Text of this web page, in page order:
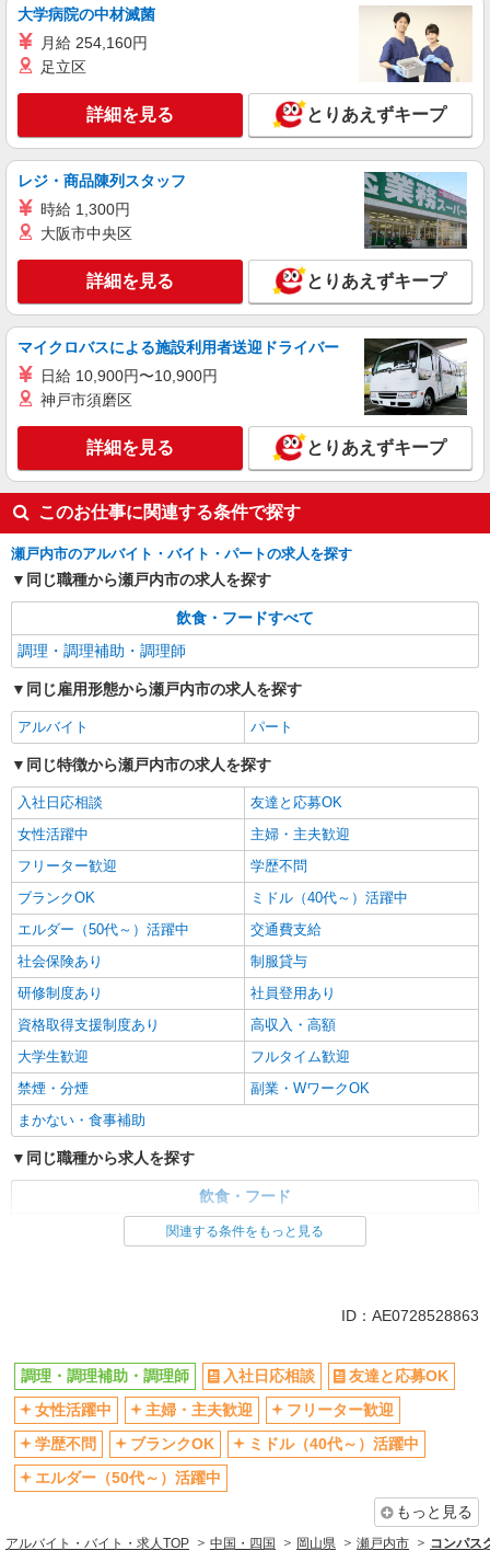
大学病院の中材滅菌
月給 254,160円
足立区
詳細を見る とりあえずキープ
レジ・商品陳列スタッフ
時給 1,300円
大阪市中央区
詳細を見る とりあえずキープ
マイクロバスによる施設利用者送迎ドライバー
日給 10,900円〜10,900円
神戸市須磨区
詳細を見る とりあえずキープ
このお仕事に関連する条件で探す
瀬戸内市のアルバイト・バイト・パートの求人を探す
同じ職種から瀬戸内市の求人を探す
飲食・フードすべて
調理・調理補助・調理師
同じ雇用形態から瀬戸内市の求人を探す
アルバイト パート
同じ特徴から瀬戸内市の求人を探す
入社日応相談
友達と応募OK
女性活躍中
主婦・主夫歓迎
フリーター歓迎
学歴不問
ブランクOK
ミドル（40代～）活躍中
エルダー（50代～）活躍中
交通費支給
社会保険あり
制服貸与
研修制度あり
社員登用あり
資格取得支援制度あり
高収入・高額
大学生歓迎
フルタイム歓迎
禁煙・分煙
副業・WワークOK
まかない・食事補助
同じ職種から求人を探す
飲食・フード
調理・調理補助・調理師
大学生歓迎
副業・WワークOK
まかない・食事補助
関連する条件をもっと見る
ID：AE0728528863
調理・調理補助・調理師 入社日応相談
友達と応募OK
女性活躍中
主婦・主夫歓迎
フリーター歓迎
学歴不問
ブランクOK
ミドル（40代～）活躍中
エルダー（50代～）活躍中
もっと見る
アルバイト・バイト・求人TOP 中国・四国 岡山県 瀬戸内市 コンパス